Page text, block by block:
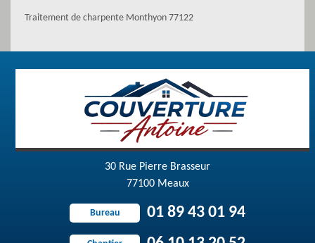
Traitement de charpente Monthyon 77122
30 Rue Pierre Brasseur
77100 Meaux
Bureau 01 89 43 01 94